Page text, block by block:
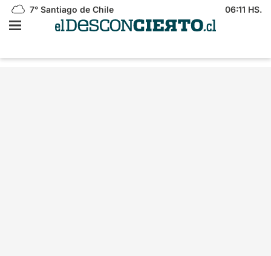
7° Santiago de Chile 06:11 HS.